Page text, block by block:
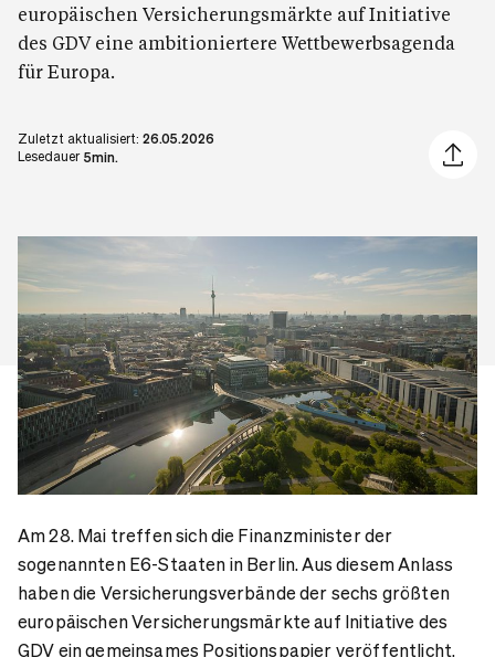
europäischen Versicherungsmärkte auf Initiative
des GDV eine ambitioniertere Wettbewerbsagenda
für Europa.
Zuletzt aktualisiert: 26.05.2026
Lesedauer 5min.
Artikel
Am 28. Mai treffen sich die Finanzminister der
sogenannten E6-Staaten in Berlin. Aus diesem Anlass
haben die Versicherungsverbände der sechs größten
europäischen Versicherungsmärkte auf Initiative des
GDV ein gemeinsames Positionspapier veröffentlicht.